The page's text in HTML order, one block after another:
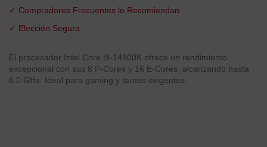
✓ Compradores Frecuentes lo Recomiendan
✓ Elección Segura
El procesador Intel Core i9-14900K ofrece un rendimiento
excepcional con sus 8 P-Cores y 16 E-Cores, alcanzando hasta
6.0 GHz. Ideal para gaming y tareas exigentes.